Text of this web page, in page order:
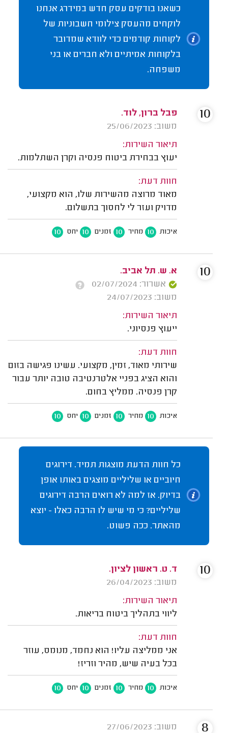
כשאנו בודקים עסק חדש במידרג אנחנו
לוקחים מהעסק צילומי חשבוניות של
לקוחות קודמים כדי לוודא שמדובר
בלקוחות אמיתיים ולא חברים או בני
משפחה.
פבל ברון, לוד.
משוב: 25/06/2023
תיאור השירות:
יעוץ בבחירת ביטוח פנסיה וקרן השתלמות.
חוות דעת:
מאוד מרוצה מהשירות שלו, הוא מקצועי,
מדויק ועזר לי לחסוך בתשלום.
איכות 10 מחיר 10 זמנים 10 יחס 10
10
א. ש. תל אביב.
אשרור: 02/07/2024
משוב: 24/07/2023
תיאור השירות:
ייעוץ פנסיוני.
חוות דעת:
שירותי מאוד, זמין, מקצועי. עשינו פגישה בזום
והוא הציג בפניי אלטרנטיבה טובה יותר עבור
קרן פנסיה. ממליץ בחום.
איכות 10 מחיר 10 זמנים 10 יחס 10
10
כל חוות הדעת מוצגות תמיד. דירוגים
חיוביים או שליליים מוצגים באותו אופן
בדיוק. אז למה לא רואים הרבה דירוגים
שליליים? כי מי שיש לו הרבה כאלו - יוצא
מהאתר. ככה פשוט.
ד. ט. ראשון לציון.
משוב: 26/04/2023
תיאור השירות:
ליווי בתהליך ביטוח בריאות.
חוות דעת:
אני ממליצה עליו! הוא נחמד, מנומס, עוזר
בכל בעיה שיש, מהיר וזריז!
איכות 10 מחיר 10 זמנים 10 יחס 10
10
משוב: 27/06/2023 8